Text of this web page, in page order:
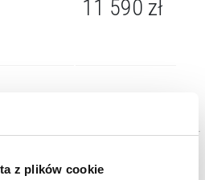
z plików cookie
11 590 zł